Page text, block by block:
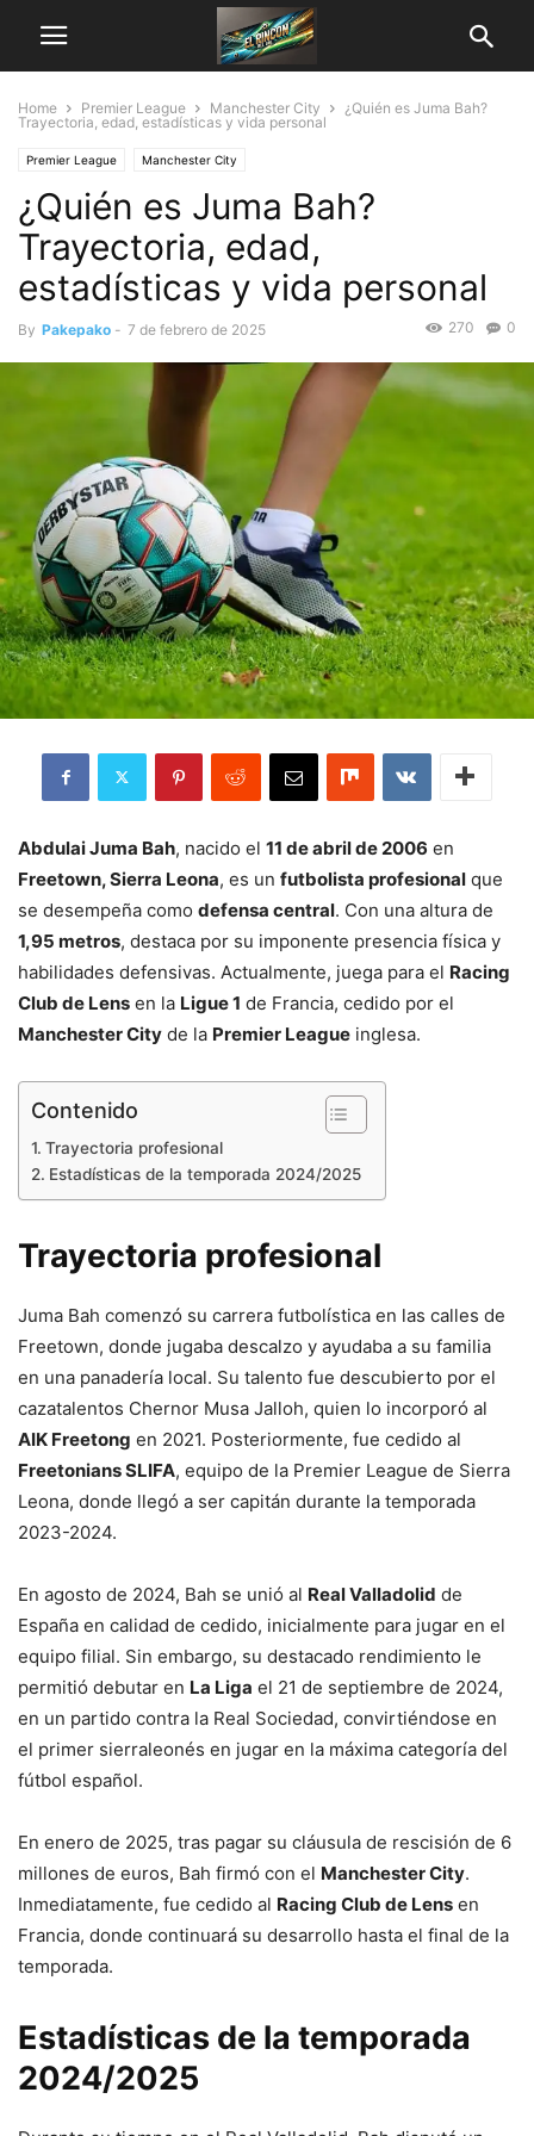
Home Premier League Manchester City
¿Quién es Juma Bah?
Trayectoria, edad, estadísticas y vida personal
Premier League Manchester City
¿Quién es Juma Bah?
Trayectoria, edad,
estadísticas y vida personal
By Pakepako - 7 de febrero de 2025 0
270
Abdulai Juma Bah, nacido el 11 de abril de 2006 en
Freetown, Sierra Leona, es un futbolista profesional que
se desempeña como defensa central. Con una altura de
1,95 metros, destaca por su imponente presencia física y
habilidades defensivas. Actualmente, juega para el Racing
Club de Lens en la Ligue 1 de Francia, cedido por el
Manchester City de la Premier League inglesa.
Contenido
Trayectoria profesional
Estadísticas de la temporada 2024/2025
Trayectoria profesional
Juma Bah comenzó su carrera futbolística en las calles de
Freetown, donde jugaba descalzo y ayudaba a su familia
en una panadería local. Su talento fue descubierto por el
cazatalentos Chernor Musa Jalloh, quien lo incorporó al
AIK Freetong en 2021. Posteriormente, fue cedido al
Freetonians SLIFA, equipo de la Premier League de Sierra
Leona, donde llegó a ser capitán durante la temporada
2023-2024.
En agosto de 2024, Bah se unió al Real Valladolid de
España en calidad de cedido, inicialmente para jugar en el
equipo filial. Sin embargo, su destacado rendimiento le
permitió debutar en La Liga el 21 de septiembre de 2024,
en un partido contra la Real Sociedad, convirtiéndose en
el primer sierraleonés en jugar en la máxima categoría del
fútbol español.
En enero de 2025, tras pagar su cláusula de rescisión de 6
millones de euros, Bah firmó con el Manchester City.
Inmediatamente, fue cedido al Racing Club de Lens en
Francia, donde continuará su desarrollo hasta el final de la
temporada.
Estadísticas de la temporada
2024/2025